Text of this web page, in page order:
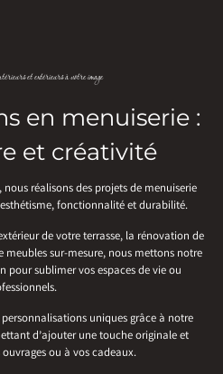
et extérieurs à votre image
en menuiserie :
et créativité
réalisons des projets de menuiserie
fonctionnalité et durabilité.
de votre terrasse, la rénovation de
sur-mesure, nous mettons notre
pour sublimer vos espaces de vie ou
uniques grâce à notre
d’ajouter une touche originale et
ou à vos cadeaux.